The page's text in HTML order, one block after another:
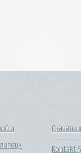
и
Скачать
Kontakt